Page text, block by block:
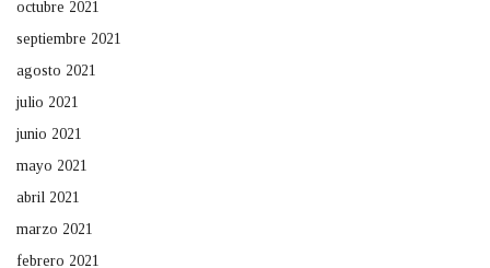
octubre 2021
septiembre 2021
agosto 2021
julio 2021
junio 2021
mayo 2021
abril 2021
marzo 2021
febrero 2021